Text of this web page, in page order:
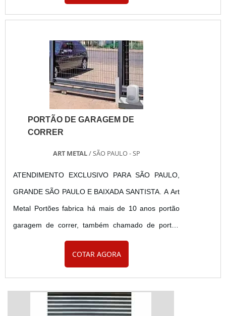
relação custo x benefício em portões de garagem
de São Paulo. A Art Metal Portões atua há...
PORTÃO DE GARAGEM DE
CORRER
ART METAL/ SÃO PAULO - SP
ATENDIMENTO EXCLUSIVO PARA SÃO PAULO,
GRANDE SÃO PAULO E BAIXADA SANTISTA. A Art
Metal Portões fabrica há mais de 10 anos portão
garagem de correr, também chamado de portão
deslizante. As folhas do portão de garagem de
correr deslizam em trilhos fixados no chão e sua
garagem. É indicado para imóveis que disponham
de espaço para que a folha do portão deslize, de
COTAR AGORA